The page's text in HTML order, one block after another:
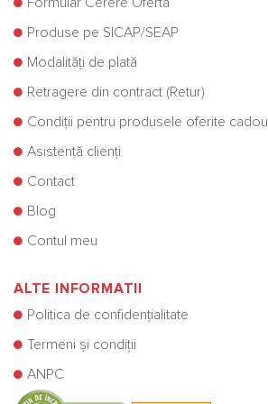
Produse pe SICAP/SEAP
Modalități de plată
Retragere din contract (Retur)
Condiții pentru produsele oferite cadou
Asistență clienți
Contact
Blog
Contul meu
ALTE INFORMATII
Politica de confidențialitate
Termeni și condiții
ANPC